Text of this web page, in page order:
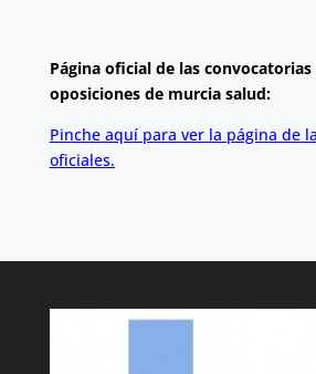
Página oficial de las convocatorias
oposiciones de murcia salud:
Pinche aquí para ver la página de
oficiales.